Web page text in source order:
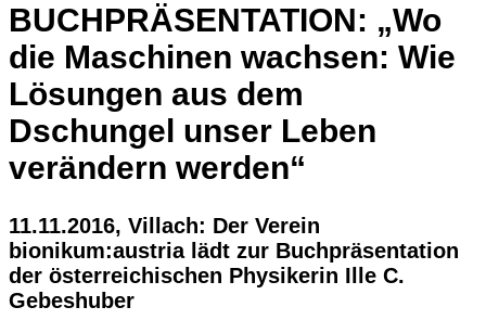
BUCHPRÄSENTATION: „Wo
die Maschinen wachsen: Wie
Lösungen aus dem
Dschungel unser Leben
verändern werden“
11.11.2016, Villach: Der Verein
bionikum:austria lädt zur Buchpräsentation
der österreichischen Physikerin Ille C.
Gebeshuber